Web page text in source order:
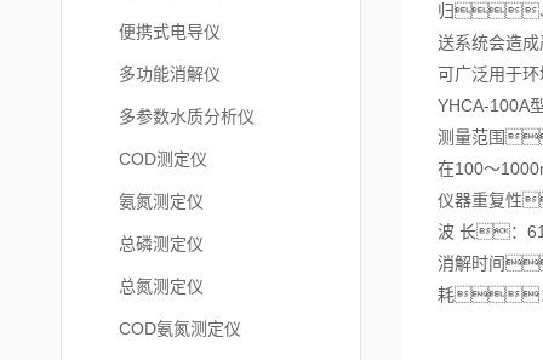
便携式电导仪
多功能消解仪
多参数水质分析仪
COD测定仪
氨氮测定仪
总磷测定仪
总氮测定仪
COD氨氮测定仪
归、
送系统会造
可广泛用于
YHCA-100A
测量范围
在100～
仪器重复性
波 长：
消解时间
耗